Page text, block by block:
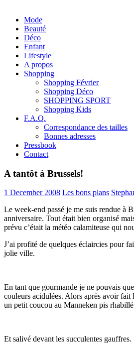
Mode
Beauté
Déco
Enfant
Lifestyle
A propos
Shopping
Shopping Février
Shopping Déco
SHOPPING SPORT
Shopping Kids
F.A.Q.
Correspondance des tailles
Bonnes adresses
Pressbook
Contact
A tantôt à Brussels!
1 December 2008 Les bons plans
Le week-end passé je me suis rendue à
anniversaire. Tout était bien organisé
prévu c’était la météo calamiteuse qui
J’ai profité de quelques éclaircies pour
jolie ville.
En tant que gourmande je ne pouvais
couleurs acidulées. Alors après avoir fait
un petit coucou au Manneken pis
Et salivé devant les succulentes gauffres.